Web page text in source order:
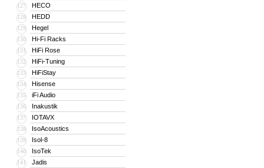
127 HECO
128 HEDD
129 Hegel
130 Hi-Fi Racks
131 HiFi Rose
132 HiFi-Tuning
133 HiFiStay
134 Hisense
135 iFi Audio
136 Inakustik
137 IOTAVX
138 IsoAcoustics
139 Isol-8
140 IsoTek
141 Jadis